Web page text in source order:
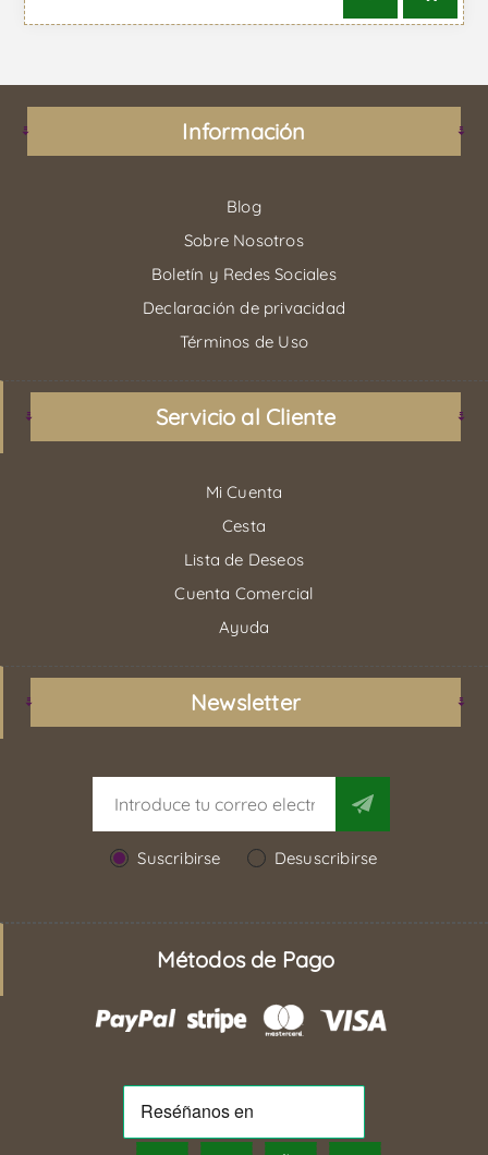
Información
Blog
Sobre Nosotros
Boletín y Redes Sociales
Declaración de privacidad
Términos de Uso
Servicio al Cliente
Mi Cuenta
Cesta
Lista de Deseos
Cuenta Comercial
Ayuda
Newsletter
Suscribirse Desuscribirse
Métodos de Pago